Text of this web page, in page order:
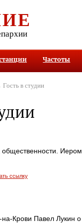
Частоты
в студии
ссылку
Крови Павел Лукин о